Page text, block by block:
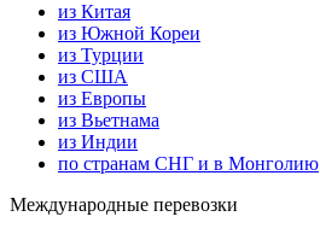
из Китая
из Южной Кореи
из Турции
из США
из Европы
из Вьетнама
из Индии
по странам СНГ и в Монголию
Международные перевозки